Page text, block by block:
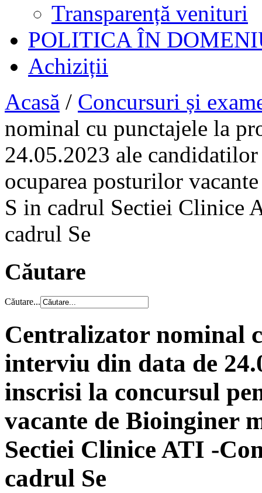
Transparență venituri
POLITICA ÎN
Achiziții
Acasă / Concursuri și
nominal cu punctajele la
24.05.2023 ale
ocuparea posturilor
S in cadrul Sectiei Clinice
cadrul Se
Căutare
Căutare...
Centralizator nominal
interviu din data de
inscrisi la concursul
vacante de Bioinginer
Sectiei Clinice ATI -
cadrul Se